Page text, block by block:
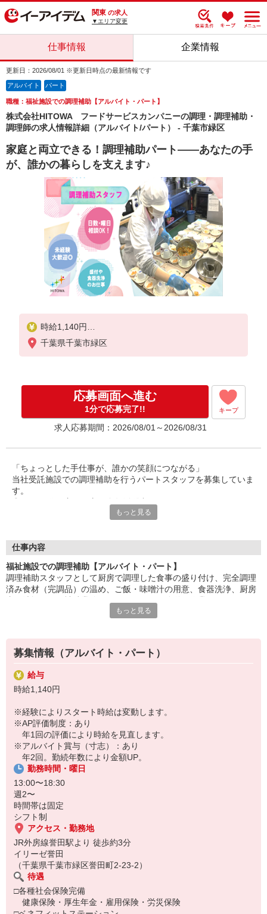
関東 の求人
▼エリア変更
仕事情報 企業情報
更新日：2026/08/01 ※更新日時点の最新情報です
アルバイト パート
職種：福祉施設での調理補助【アルバイト・パート】
株式会社HITOWA フードサービスカンパニーの調理・調理補助・
調理師の求人情報詳細（アルバイト/パート） - 千葉市緑区
家庭と両立できる！調理補助パート――あなたの手
が、誰かの暮らしを支えます♪
時給1,140円
※経験によりスタート時給は変動します。
※アルバイト賞与（寸志）：あり
年2回。勤続年数により金額UP。
千葉県千葉市緑区
応募画面へ進む
1分で応募完了!! キープ
求人応募期間：2026/08/01～2026/08/31
「ちょっとした手仕事が、誰かの笑顔につながる」
当社受託施設での調理補助を行うパートスタッフを募集していま
す。
ご家庭での経験を活かして、社会とつながりながら、無理なく働
盛付け・配膳・洗浄など、調理師のサポートが中心。
「ありがとう」の言葉が、毎日の励みに。誰かの暮らしを支え
る、
給食運営を行う業界大手。
地域に根ざしたサービスを展開し、安心・安全な食事づくりを支
えています。
もっと見る
仕事内容
福祉施設での調理補助【アルバイト・パート】
調理補助スタッフとして厨房で調理した食事の盛り付け、完全調理
済み食材（完調品）の温め、ご飯・味噌汁の用意、食器洗浄、厨房
は必要ありません。お仕事復帰の方や未経験スタートの方大歓迎で
もっと見る
募集情報（アルバイト・パート）
給与
時給1,140円
※経験によりスタート時給は変動します。
※AP評価制度：あり
年1回の評価により時給を見直します。
※アルバイト賞与（寸志）：あり
年2回。勤続年数により金額UP。
勤務時間・曜日
13:00〜18:30
週2〜
時間帯は固定
シフト制
アクセス・勤務地
JR外房線誉田駅より 徒歩約3分
イリーゼ誉田
（千葉県千葉市緑区誉田町2-23-2）
待遇
□各種社会保険完備
健康保険・厚生年金・雇用保険・労災保険